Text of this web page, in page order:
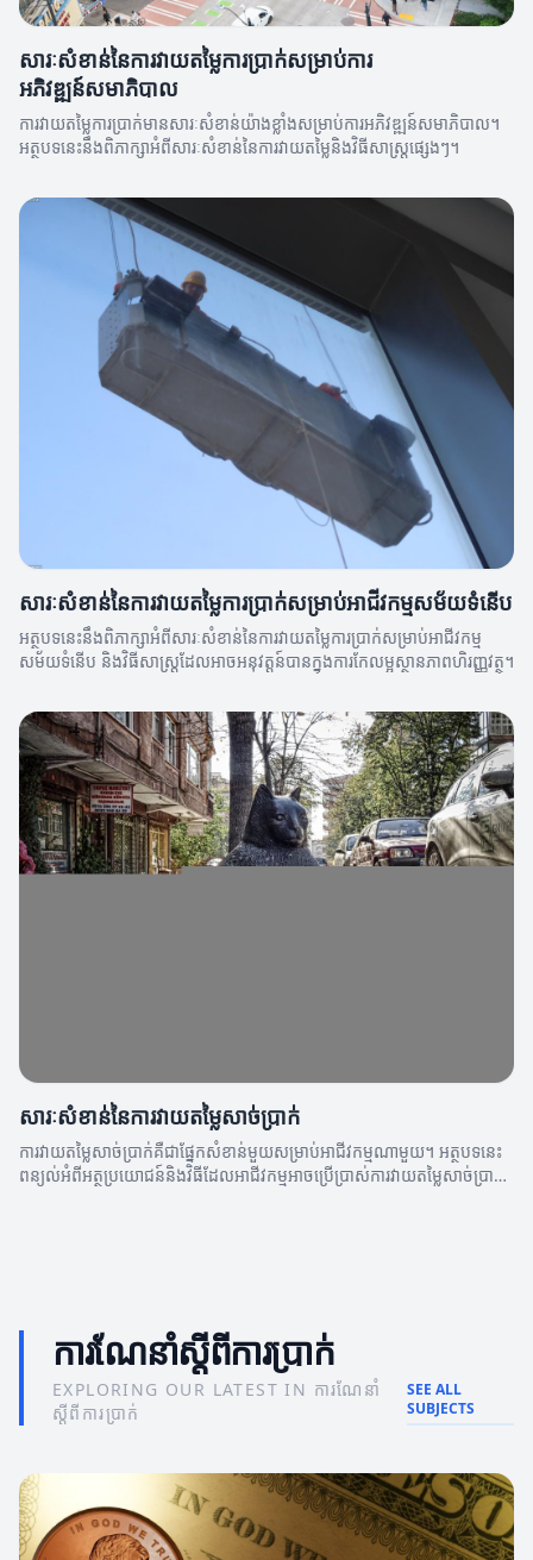
សារៈសំខាន់នៃការវាយតម្លៃការប្រាក់សម្រាប់ការ
អភិវឌ្ឍន៍សមាភិបាល
ការវាយតម្លៃការប្រាក់មានសារៈសំខាន់យ៉ាងខ្លាំងសម្រាប់ការអភិវឌ្ឍន៍សមាភិបាល។
អត្ថបទនេះនឹងពិភាក្សាអំពីសារៈសំខាន់នៃការវាយតម្លៃនិងវិធីសាស្រ្តផ្សេងៗ។
សារៈសំខាន់នៃការវាយតម្លៃការប្រាក់សម្រាប់អាជីវកម្មសម័យទំនើប
អត្ថបទនេះនឹងពិភាក្សាអំពីសារៈសំខាន់នៃការវាយតម្លៃការប្រាក់សម្រាប់អាជីវកម្ម
សម័យទំនើប និងវិធីសាស្រ្តដែលអាចអនុវត្តន៍បានក្នុងការកែលម្អស្ថានភាពហិរញ្ញវត្ថុ។
សារៈសំខាន់នៃការវាយតម្លៃសាច់ប្រាក់
ការវាយតម្លៃសាច់ប្រាក់គឺជាផ្នែកសំខាន់មួយសម្រាប់អាជីវកម្មណាមួយ។ អត្ថបទនេះ
ពន្យល់អំពីអត្ថប្រយោជន៍និងវិធីដែលអាជីវកម្មអាចប្រើប្រាស់ការវាយតម្លៃសាច់ប្រាក់
ការណែនាំស្តីពីការប្រាក់
EXPLORING OUR LATEST IN ការណែនាំ
ស្តីពីការប្រាក់
SEE ALL
SUBJECTS